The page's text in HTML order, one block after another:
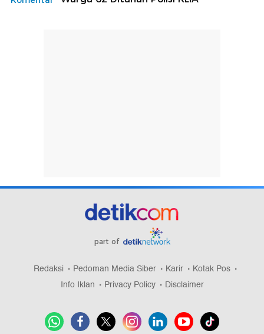
part of
Redaksi Pedoman Media Siber Karir
Kotak Pos
Info Iklan
Privacy Policy Disclaimer